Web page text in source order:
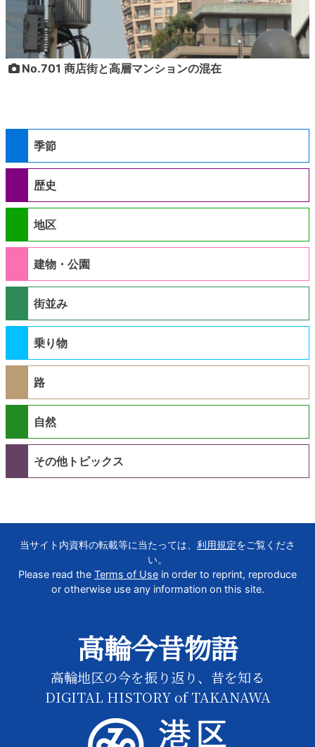
No.701 商店街と高層マンションの混在
季節
歴史
地区
建物・公園
街並み
乗り物
路
自然
その他トピックス
当サイト内資料の転載等に当たっては、 利用規定をご覧くださ
い。
Please read the Terms of Use in order to reprint, reproduce
or otherwise use any information on this site.
高輪今昔物語
高輪地区の今を振り返り、昔を知る
DIGITAL HISTORY of TAKANAWA